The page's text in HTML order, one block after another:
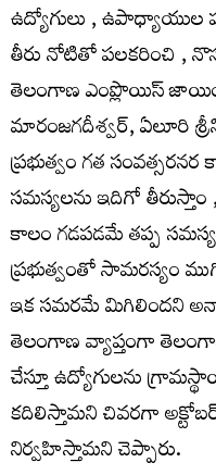
ఉద్యోగులు , ఉపాధ్యాయుల
తీరు నోటితో పలకరించి ,
తెలంగాణ ఎంప్లొయిస్
మారంజ‌గ‌దీశ్వ‌ర్‌, ఏలూరి
ప్రభుత్వం గత
సమస్యలను ఇదిగో
కాలం గడపడమే తప్ప
ప్రభుత్వంతో సామరస్యం
ఇక సమరమే మిగిలిందని
తెలంగాణ వ్యాప్తంగా
చేస్తూ ఉద్యోగులను
కదిలిస్తామని చివరగా
నిర్వహిస్తామని చెప్పారు.